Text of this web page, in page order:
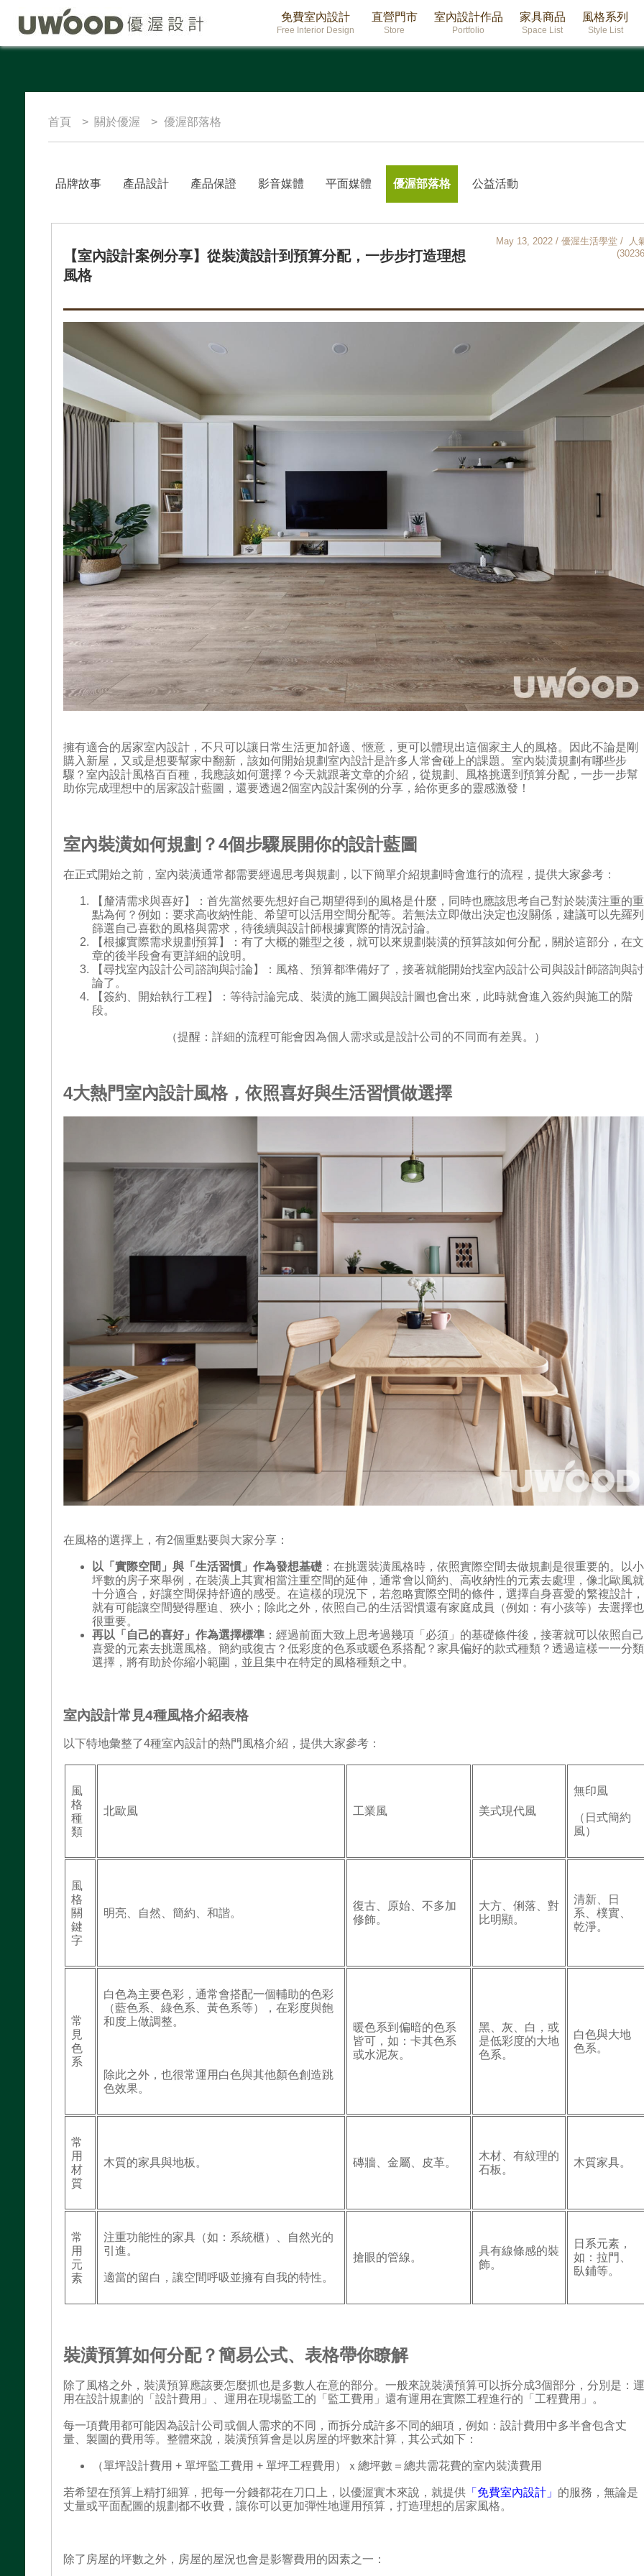
免費室內設計
Free Interior Design
直營門市
Store
室內設計作品
Portfolio
家具商品
Space List
風格系列
Style List
首頁 關於優渥 優渥部落格
品牌故事 產品設計 產品保證 影音媒體 平面媒體 優渥部落格 公益活動
【室內設計案例分享】從裝潢設計到預算分配，一步步打造理想
風格
May 13, 2022 / 優渥生活學堂 / 人
擁有適合的居家室內設計，不只可以讓日常生活更加舒適、愜意，更可以體現出這個家主人的風格。因此不論是剛
購入新屋，又或是想要幫家中翻新，該如何開始規劃室內設計是許多人常會碰上的課題。室內裝潢規劃有哪些步
驟？室內設計風格百百種，我應該如何選擇？今天就跟著文章的介紹，從規劃、風格挑選到預算分配，一步一步幫
助你完成理想中的居家設計藍圖，還要透過2個室內設計案例的分享，給你更多的靈感激發！
室內裝潢如何規劃？4個步驟展開你的設計藍圖
在正式開始之前，室內裝潢通常都需要經過思考與規劃，以下簡單介紹規劃時會進行的流程，提供大家參考：
【釐清需求與喜好】：首先當然要先想好自己期望得到的風格是什麼，同時也應該思考自己對於裝潢注重的重
點為何？例如：要求高收納性能、希望可以活用空間分配等。若無法立即做出決定也沒關係，建議可以先羅列
篩選自己喜歡的風格與需求，待後續與設計師根據實際的情況討論。
【根據實際需求規劃預算】：有了大概的雛型之後，就可以來規劃裝潢的預算該如何分配，關於這部分，在文
章的後半段會有更詳細的說明。
【尋找室內設計公司諮詢與討論】：風格、預算都準備好了，接著就能開始找室內設計公司與設計師諮詢與討
論了。
【簽約、開始執行工程】：等待討論完成、裝潢的施工圖與設計圖也會出來，此時就會進入簽約與施工的階
段。
（提醒：詳細的流程可能會因為個人需求或是設計公司的不同而有差異。）
4大熱門室內設計風格，依照喜好與生活習慣做選擇
在風格的選擇上，有2個重點要與大家分享：
以「實際空間」與「生活習慣」作為發想基礎 ：在挑選裝潢風格時，依照實際空間去做規劃是很重要的。以小
坪數的房子來舉例，在裝潢上其實相當注重空間的延伸，通常會以簡約、高收納性的元素去處理，像北歐風就
十分適合，好讓空間保持舒適的感受。在這樣的現況下，若忽略實際空間的條件，選擇自身喜愛的繁複設計，
就有可能讓空間變得壓迫、狹小；除此之外，依照自己的生活習慣還有家庭成員（例如：有小孩等）去選擇也
很重要。
再以「自己的喜好」作為選擇標準 ：經過前面大致上思考過幾項「必須」的基礎條件後，接著就可以依照自己
喜愛的元素去挑選風格。簡約或復古？低彩度的色系或暖色系搭配？家具偏好的款式種類？透過這樣一一分類
選擇，將有助於你縮小範圍，並且集中在特定的風格種類之中。
室內設計常見4種風格介紹表格
以下特地彙整了4種室內設計的熱門風格介紹，提供大家參考：
風
格
種
類
北歐風 工業風 美式現代風
無印風
（日式簡約
風）
風
格
關
鍵
字
明亮、自然、簡約、和諧。
復古、原始、不多加
修飾。
大方、俐落、對
比明顯。
清新、日
系、樸實、
乾淨。
常
見
色
系
白色為主要色彩，通常會搭配一個輔助的色彩
（藍色系、綠色系、黃色系等），在彩度與飽
和度上做調整。
除此之外，也很常運用白色與其他顏色創造跳
色效果。
暖色系到偏暗的色系
皆可，如：卡其色系
或水泥灰。
黑、灰、白，或
是低彩度的大地
色系。
白色與大地
色系。
常
用
材
質
木質的家具與地板。 磚牆、金屬、皮革。
木材、有紋理的
石板。
木質家具。
常
用
元
素
注重功能性的家具（如：系統櫃）、自然光的
引進。
適當的留白，讓空間呼吸並擁有自我的特性。
搶眼的管線。
具有線條感的裝
飾。
日系元素，
如：拉門、
臥鋪等。
裝潢預算如何分配？簡易公式、表格帶你瞭解
除了風格之外，裝潢預算應該要怎麼抓也是多數人在意的部分。一般來說裝潢預算可以拆分成3個部分，分別是：
用在設計規劃的「設計費用」、運用在現場監工的「監工費用」還有運用在實際工程進行的「工程費用」。
每一項費用都可能因為設計公司或個人需求的不同，而拆分成許多不同的細項，例如：設計費用中多半會包含丈
量、製圖的費用等。整體來說，裝潢預算會是以房屋的坪數來計算，其公式如下：
（單坪設計費用 + 單坪監工費用 + 單坪工程費用）ｘ總坪數＝總共需花費的室內裝潢費用
若希望在預算上精打細算，把每一分錢都花在刀口上，以優渥實木來說，就提供 「免費室內設計」 的服務，無論是
丈量或平面配圖的規劃都不收費，讓你可以更加彈性地運用預算，打造理想的居家風格。
除了房屋的坪數之外，房屋的屋況也會是影響費用的因素之一：